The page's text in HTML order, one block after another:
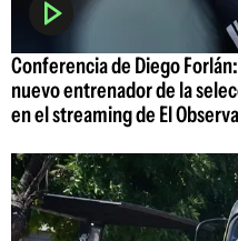
Conferencia de Diego
nuevo entrenador de la
en el streaming de El